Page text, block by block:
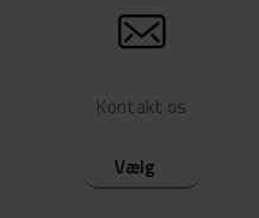
Kontakt os
Vælg